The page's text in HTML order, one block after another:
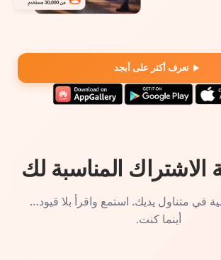
تعرف أكثر على أبجد
المناسبة لك
في متناول يديك. استمع واقرأ بلا قيود…
أينما كنت.